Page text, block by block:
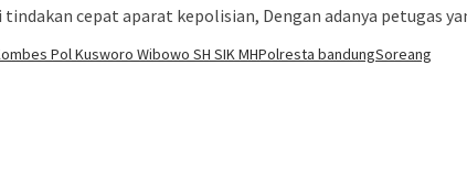
cepat aparat kepolisian, Dengan adanya petugas
Pol Kusworo Wibowo SH SIK MHPolresta bandungSoreang